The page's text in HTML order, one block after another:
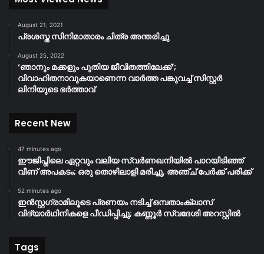
August 21, 2021
പ്രശസ്ത സിനിമാതാരം ചിത്ര അന്തരിച്ചു
August 25, 2022
‘ഞാനും മക്കളും പുതിയ ജീവിതത്തിലേക്ക്’;
വിവാഹിതനാവുകയാണെന്ന വാർത്ത പങ്കുവച്ച് സിസ്റ്റർ
ലിനിയുടെ ഭർത്താവ്
Recent New
47 minutes ago
ഈജിപ്തിലെ ഏറ്റവും വലിയ സ്വർണഖനിയിൽ പാറയിടിഞ്ഞ്
വീണ് അപകടം; ഒരു തൊഴിലാളി മരിച്ചു, അഞ്ച് പേർക്ക് പരിക്ക്
52 minutes ago
ഇൻസ്റ്റഗ്രാമിലൂടെ പ്രണയം നടിച്ച് ഒമ്പതാംക്ലാസ്
വിദ്യാർഥിനികളെ പീഡിപ്പിച്ചു; കണ്ണൂർ സ്വദേശി അറസ്റ്റിൽ
Tags